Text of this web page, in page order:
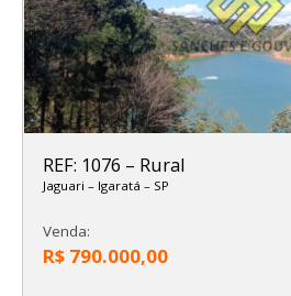
REF: 1076 – Rural
Jaguari – Igaratá – SP
Venda:
R$ 790.000,00